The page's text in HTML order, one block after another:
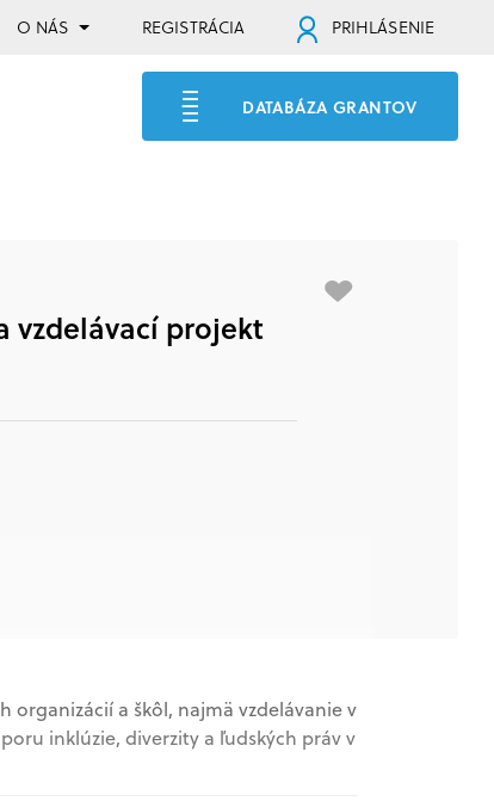
O NÁS REGISTRÁCIA PRIHLÁSENIE
DATABÁZA GRANTOV
vzdelávací projekt
organizácií a škôl, najmä vzdelávanie v
inklúzie, diverzity a ľudských práv v